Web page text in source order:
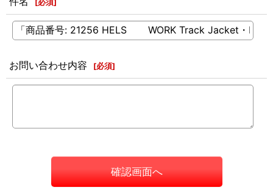
[必須]
お問い合わせ内容 [必須]
確認画面へ